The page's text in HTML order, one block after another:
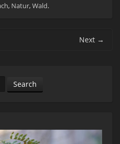
, Natur,Wald.
Next →